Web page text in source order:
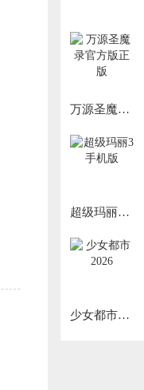
万源圣魔录官方版正版
超级玛丽3手机版
少女都市2026